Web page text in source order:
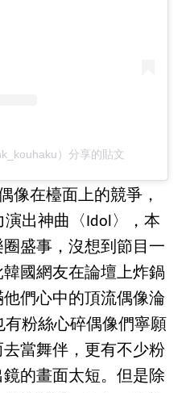
）分享的貼文
像在檯面上的競爭，
出神曲〈Idol〉，本
盛事，沒想到節目一
國網友在論壇上炸鍋
們心中的頂流偶像淪
有粉絲心碎偶像們寧願
當舞伴，更有不少粉
的畫面太短。但是除